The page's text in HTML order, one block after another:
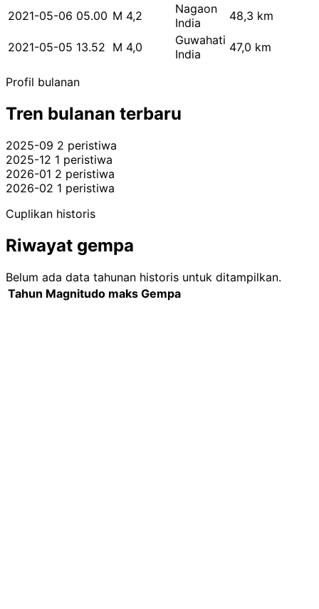
2021-05-06 05.00 M 4,2
Nagaon
India
48,3 km
2021-05-05 13.52 M 4,0
Guwahati
India
47,0 km
Profil bulanan
Tren bulanan terbaru
2025-09 2 peristiwa
2025-12 1 peristiwa
2026-01 2 peristiwa
2026-02 1 peristiwa
Cuplikan historis
Riwayat gempa
Belum ada data tahunan historis untuk ditampilkan.
Tahun Magnitudo maks Gempa